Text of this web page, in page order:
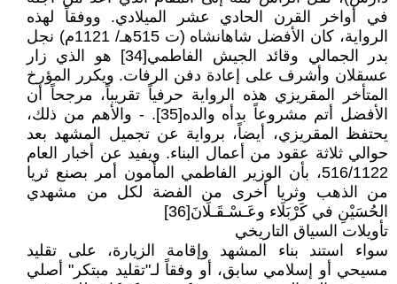
في أواخر القرن الحادي عشر الميلادي. ووفقاً لهذه
الرواية، كان الأفضل شاهانشاه (ت 515هـ/ 1121م) نجل
بدر الجمالي وقائد الجيش الفاطمي[34] هو الذي زار
عسقلان وأشرف على إعادة دفن الرفات. ويكرر المؤرخ
المتأخر المقريزي هذه الرواية حرفياً تقريباً، مرجحاً أن
الأفضل أتم مشروعاً بدأه والده[35]. - والأهم من ذلك،
يحتفظ المقريزي، أيضاً، برواية عن تجميل المشهد بعد
حوالي ثلاثة عقود من أعمال البناء. ويفيد عن أخبار العام
516/1122، بأن الوزير الفاطمي المأمون أمر بصنع ثريا
من الذهب وثريا أخرى من الفضة لكل من مشهدي
الحُسَيْنِ في كَرْبَلَاء وعَـسْـقَـلَانَ[36]
تأويلات السياق التاريخي
سواء استند بناء المشهد وإقامة الزيارة، على تقليد
مسيحي أو إسلامي سابق، أو وفقاً لـ"تقليد مبتكر" أصلي